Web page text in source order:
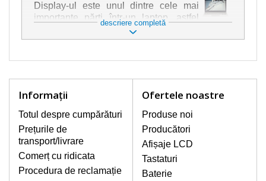
Display-ul este unul dintre cele mai
importante părți într-un laptop, astfel
încât ne străduim să oferim piese de
schimb de cea mai bună calitate.
ul cu cea mai mare atenție. Cele mai
natură mecanică, cum ar fi afișajul rupt
sau crăpat. În plus, dungile verticale,
afișajul neiluminat, luminozitatea
intermitentă sau neuniformă
AFIŞAJE/DISPLAY LCD
descriere completă
Informaţii
Totul despre cumpărături
Prețurile de
transport/livrare
Comerț cu ridicata
Procedura de reclamație
Ofertele noastre
Produse noi
Producători
Afișaje LCD
Tastaturi
Baterie